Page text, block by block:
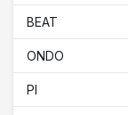
BEAT
ONDO
PI